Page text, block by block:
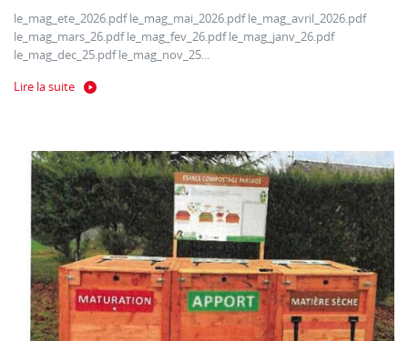
le_mag_ete_2026.pdf le_mag_mai_2026.pdf le_mag_avril_2026.pdf
le_mag_mars_26.pdf le_mag_fev_26.pdf le_mag_janv_26.pdf
le_mag_dec_25.pdf le_mag_nov_25...
Lire la suite